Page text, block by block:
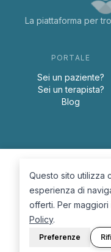
La piattaforma per
PORTALE
Sei un paziente?
Sei un terapista?
Blog
Questo sito utilizza
esperienza di
offerti. Per
Policy.
Preferenze